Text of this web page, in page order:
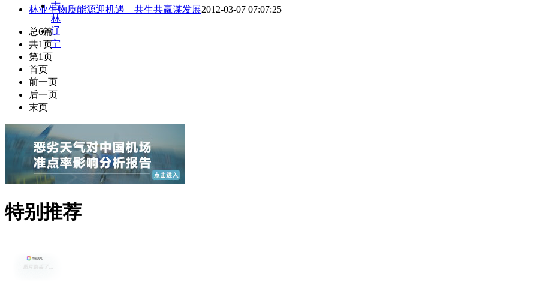
吉
林
辽
宁
林业生物质能源迎机遇 共生共赢谋发展2012-03-07 07:07:25
总6篇
共1页
第1页
首页
前一页
后一页
末页
特别推荐